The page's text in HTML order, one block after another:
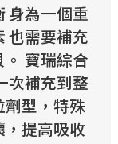
身為一個重
也需要補充
寶瑞綜合
次補充到整
型，特殊
提高吸收